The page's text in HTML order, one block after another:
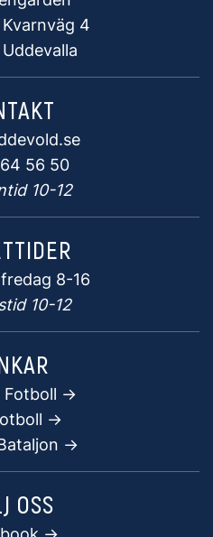
Kvarnväg 4
56 50
10-12
8-16
10-12
Fotboll ->
->
->
OSS